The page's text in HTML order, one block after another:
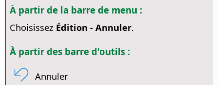
À partir de la barre de menu :
Choisissez Édition - Annuler.
À partir des barre d'outils :
Annuler